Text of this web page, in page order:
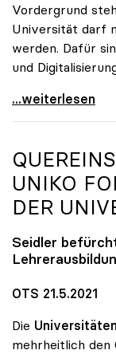
Vordergrund
Universität darf
werden. Dafür
und
uniko-
...weiterlesen
UNIKO
DER
Seidler
OTS 21.5.2021
Die
mehrheitlich